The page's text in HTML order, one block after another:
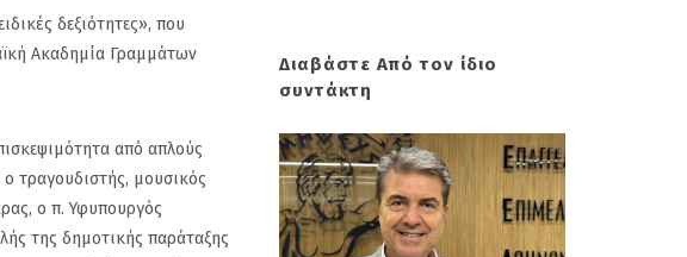
δεξιότητες», που
Ακαδημία Γραμμάτων
από απλούς
τραγουδιστής, μουσικός
ο π. Υφυπουργός
της δημοτικής παράταξης
Διαβάστε Από τον ίδιο
συντάκτη